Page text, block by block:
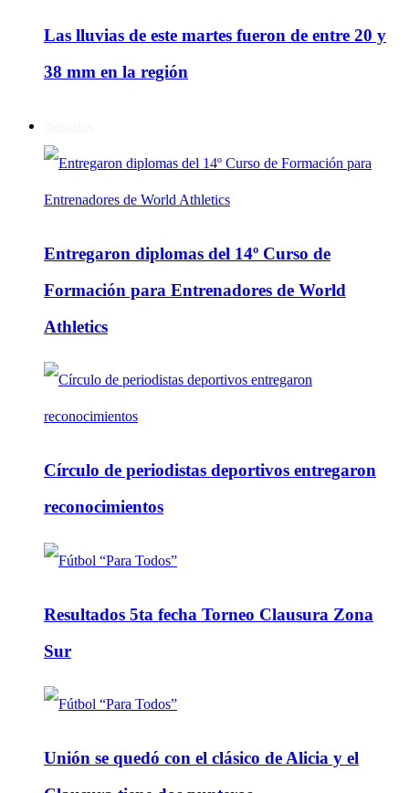
Las lluvias de este martes fueron de entre 20 y
38 mm en la región
Entregaron diplomas del 14º Curso de
Formación para Entrenadores de World
Athletics
Círculo de periodistas deportivos entregaron
reconocimientos
Resultados 5ta fecha Torneo Clausura Zona
Sur
Unión se quedó con el clásico de Alicia y el